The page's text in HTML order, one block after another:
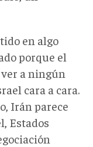
en algo
porque el
a ningún
cara a cara.
Irán parece
, Estados